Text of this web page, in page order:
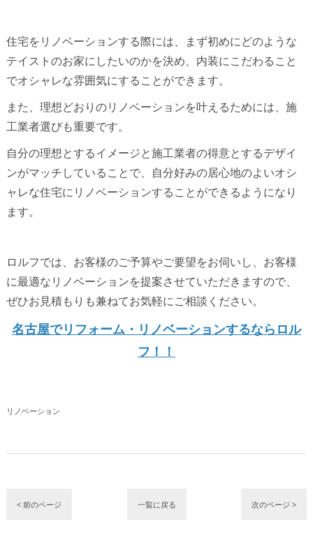
住宅をリノベーションする際には、まず初めにどのような
テイストのお家にしたいのかを決め、内装にこだわること
でオシャレな雰囲気にすることができます。
また、理想どおりのリノベーションを叶えるためには、施
工業者選びも重要です。
自分の理想とするイメージと施工業者の得意とするデザイ
ンがマッチしていることで、自分好みの居心地のよいオシ
ャレな住宅にリノベーションすることができるようになり
ます。
ロルフでは、お客様のご予算やご要望をお伺いし、お客様
に最適なリノベーションを提案させていただきますので、
ぜひお見積もりも兼ねてお気軽にご相談ください。
名古屋でリフォーム・リノベーションするならロル
フ！！
リノベーション
< 前のページ 一覧に戻る 次のページ >